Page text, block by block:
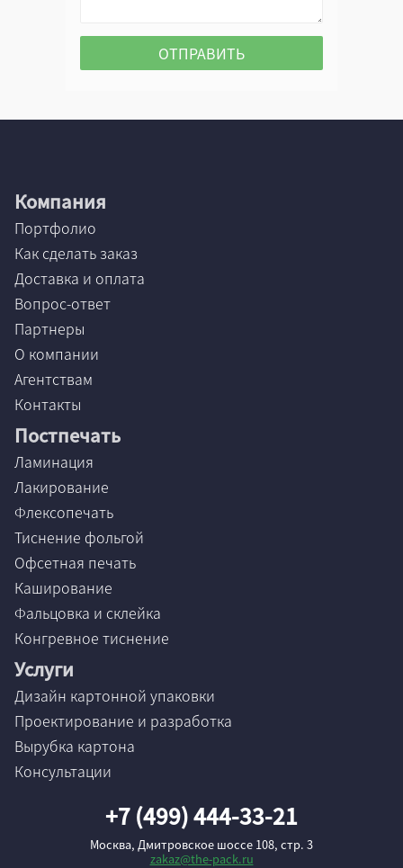
Компания
Портфолио
Как сделать заказ
Доставка и оплата
Вопрос-ответ
Партнеры
О компании
Агентствам
Контакты
Постпечать
Ламинация
Лакирование
Флексопечать
Тиснение фольгой
Офсетная печать
Каширование
Фальцовка и склейка
Конгревное тиснение
Услуги
Дизайн картонной упаковки
Проектирование и разработка
Вырубка картона
Консультации
+7 (499) 444-33-21
Москва, Дмитровское шоссе 108, стр. 3
zakaz@the-pack.ru